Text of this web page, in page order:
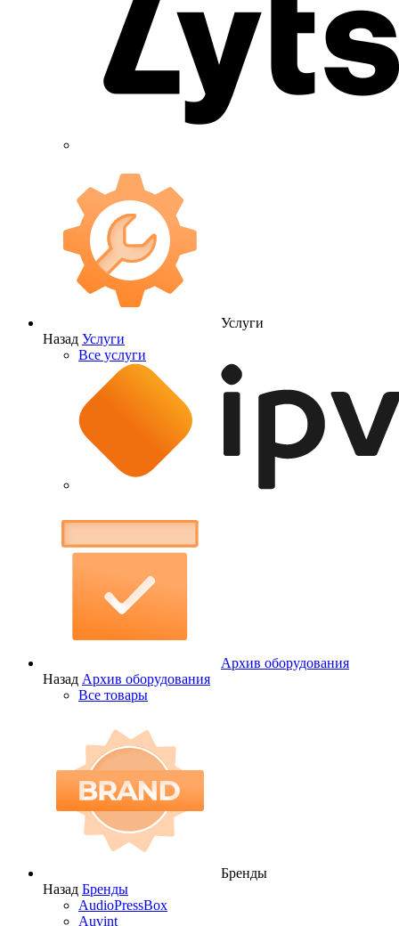
Услуги
Назад Услуги
Все услуги
Архив оборудования
Назад Архив оборудования
Все товары
Бренды
Назад Бренды
AudioPressBox
Auvint